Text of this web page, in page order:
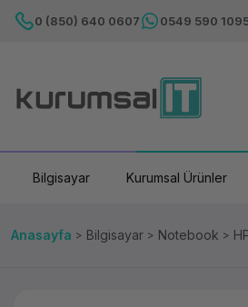
0 (850) 640 0607 0549 590
Bilgisayar Kurumsal Ürünler
Anasayfa Bilgisayar Notebook